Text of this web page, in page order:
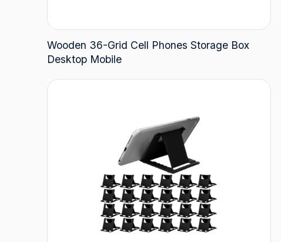
Wooden 36-Grid Cell Phones Storage Box
Desktop Mobile